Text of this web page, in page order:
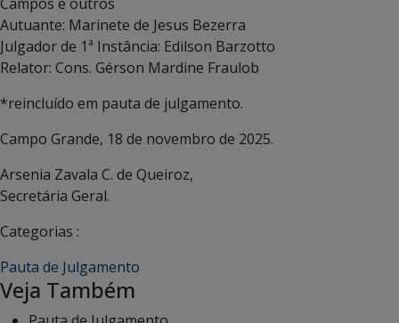
Autuante: Marinete de Jesus Bezerra
Julgador de 1ª Instância: Edilson Barzotto
Relator: Cons. Gérson Mardine Fraulob
*reincluído em pauta de julgamento.
Campo Grande, 18 de novembro de 2025.
Arsenia Zavala C. de Queiroz,
Secretária Geral.
Categorias :
Pauta de Julgamento
Veja Também